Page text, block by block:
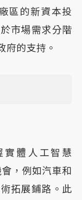
區的新資本投
市場需求分階
府的支持。
體人工智慧
，例如汽車和
拓展鋪路。此